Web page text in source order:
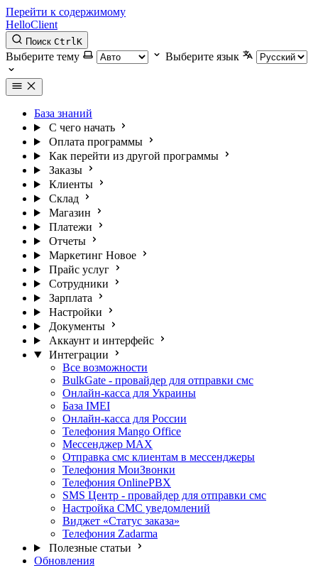
Перейти к содержимому
HelloClient
Поиск CtrlK
Выберите тему Выберите язык
База знаний
С чего начать
Оплата программы
Как перейти из другой программы
Заказы
Клиенты
Склад
Магазин
Платежи
Отчеты
Маркетинг Новое
Прайс услуг
Сотрудники
Зарплата
Настройки
Документы
Аккаунт и интерфейс
Интеграции
Все возможности
BulkGate - провайдер для отправки смс
Онлайн-касса для Украины
База IMEI
Онлайн-касса для России
Телефония Mango Office
Мессенджер МАХ
Отправка смс клиентам в мессенджеры
Телефония МоиЗвонки
Телефония OnlinePBX
SMS Центр - провайдер для отправки смс
Настройка СМС уведомлений
Виджет «Статус заказа»
Телефония Zadarma
Полезные статьи
Обновления